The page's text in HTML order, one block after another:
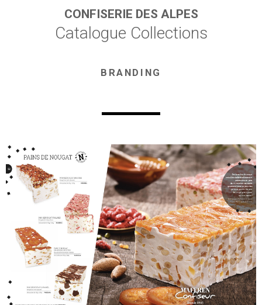
Catalogue Collections
CONFISERIE DES ALPES
BRANDING